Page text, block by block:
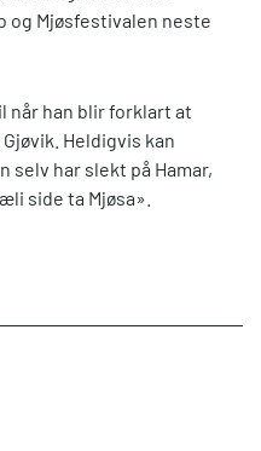
og Mjøsfestivalen neste
når han blir forklart at
Heldigvis kan
selv har slekt på Hamar,
side ta Mjøsa».